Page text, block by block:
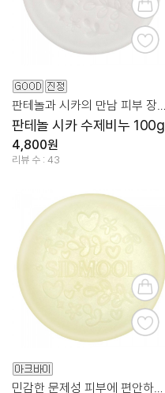
판테놀 시카 수제비누 100g
4,800원
리뷰 수 : 43